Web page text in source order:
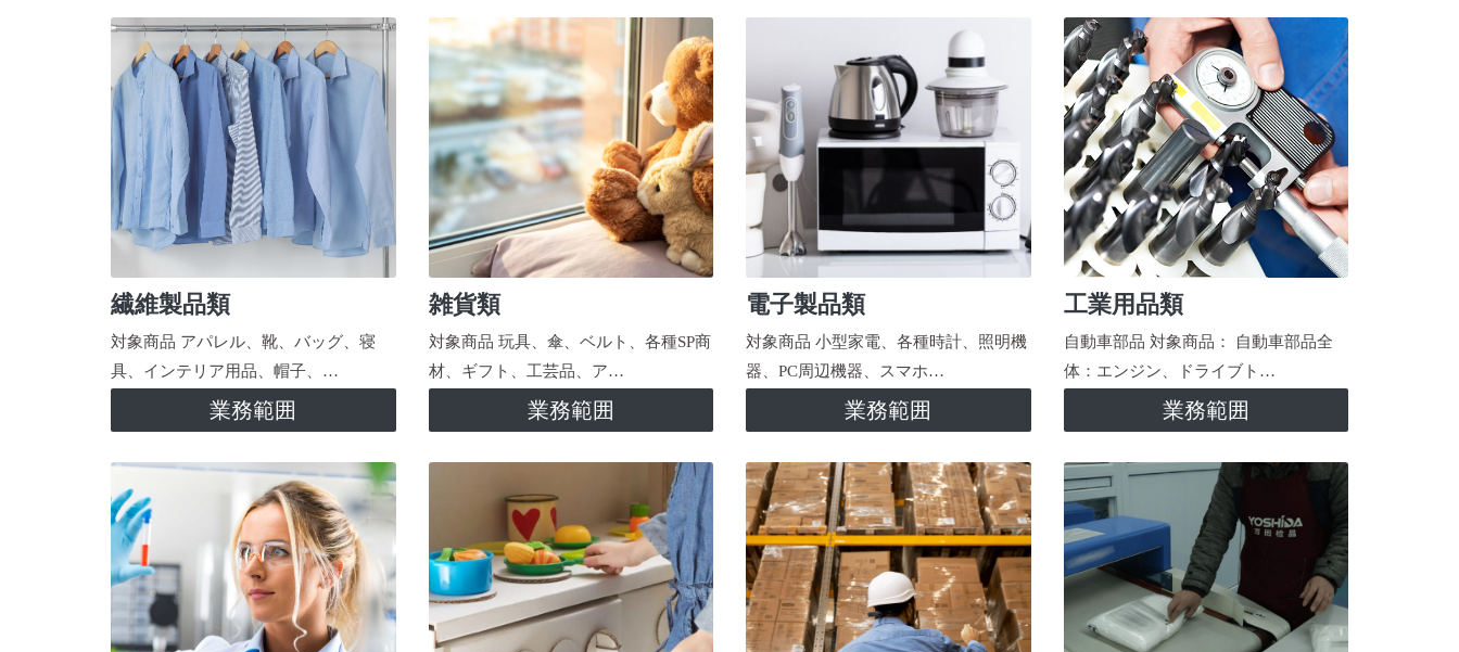
繊維製品類
対象商品 アパレル、靴、バッグ、寝
具、インテリア用品、帽子、…
業務範囲
雑貨類
対象商品 玩具、傘、ベルト、各種SP商
材、ギフト、工芸品、ア…
業務範囲
電子製品類
対象商品 小型家電、各種時計、照明機
器、PC周辺機器、スマホ…
業務範囲
工業用品類
自動車部品 対象商品： 自動車部品全
体：エンジン、ドライブト…
業務範囲